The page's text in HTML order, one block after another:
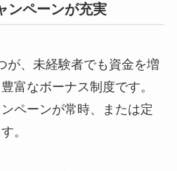
ンペーンが充実
が、未経験者でも資金を増
富なボーナス制度です。
ペーンが常時、または定
。